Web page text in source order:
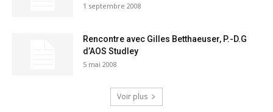
1 septembre 2008
Rencontre avec Gilles Betthaeuser, P.-D.G
d’AOS Studley
5 mai 2008
Voir plus